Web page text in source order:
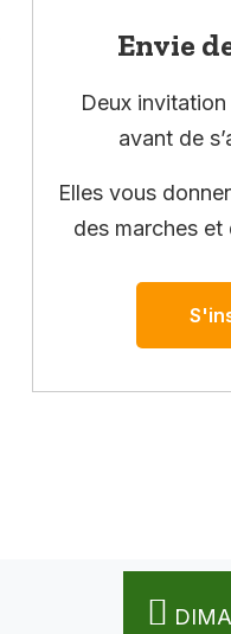
Envie
Deux
avant de
Elles vous
des marches et